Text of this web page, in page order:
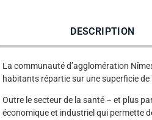
DESCRIPTION
La communauté d’agglomération
habitants répartie sur une superficie de
Outre le secteur de la santé – et plus
économique et industriel qui permette